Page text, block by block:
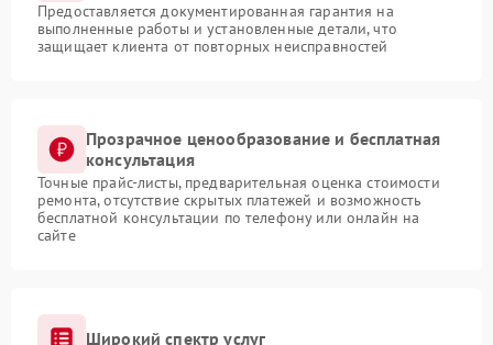
Предоставляется документированная гарантия на
выполненные работы и установленные детали, что
защищает клиента от повторных неисправностей
Прозрачное ценообразование и бесплатная
консультация
Точные прайс-листы, предварительная оценка стоимости
ремонта, отсутствие скрытых платежей и возможность
бесплатной консультации по телефону или онлайн на
сайте
Широкий спектр услуг